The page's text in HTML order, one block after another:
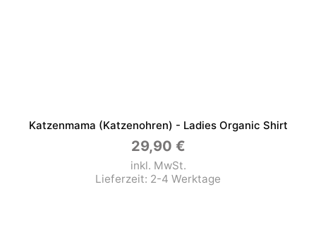
Katzenmama (Katzenohren) - Ladies Organic Shirt
29,90 €
inkl. MwSt.
Lieferzeit: 2-4 Werktage